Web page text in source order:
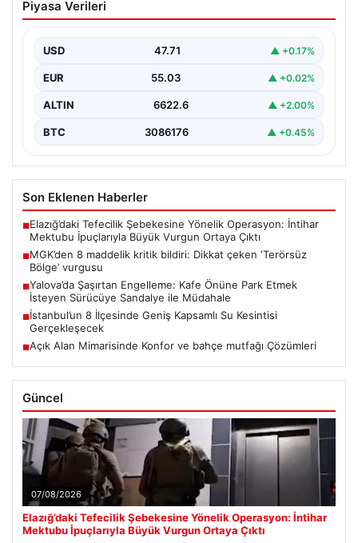
çeken ‘Terörsüz Bölge’ vurgusu
Piyasa Verileri
USD 47.71 ▲ +0.17%
EUR 55.03 ▲ +0.02%
ALTIN 6622.6 ▲ +2.00%
BTC 3086176 ▲ +0.45%
Son Eklenen Haberler
■Elazığ’daki Tefecilik Şebekesine Yönelik Operasyon: İntihar
Mektubu İpuçlarıyla Büyük Vurgun Ortaya Çıktı
■MGK’den 8 maddelik kritik bildiri: Dikkat çeken ‘Terörsüz
Bölge’ vurgusu
■Yalova’da Şaşırtan Engelleme: Kafe Önüne Park Etmek
İsteyen Sürücüye Sandalye ile Müdahale
■İstanbul’un 8 İlçesinde Geniş Kapsamlı Su Kesintisi
Gerçekleşecek
■Açık Alan Mimarisinde Konfor ve bahçe mutfağı Çözümleri
Güncel
07/08/2026
Elazığ’daki Tefecilik Şebekesine Yönelik Operasyon: İntihar
Mektubu İpuçlarıyla Büyük Vurgun Ortaya Çıktı